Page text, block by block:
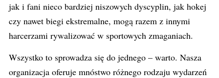
jak i fani nieco bardziej niszowych dyscyplin, jak hokej
czy nawet biegi ekstremalne, mogą razem z innymi
harcerzami rywalizować w sportowych zmaganiach.
Wszystko to sprowadza się do jednego – warto. Nasza
organizacja oferuje mnóstwo różnego rodzaju wydarzeń